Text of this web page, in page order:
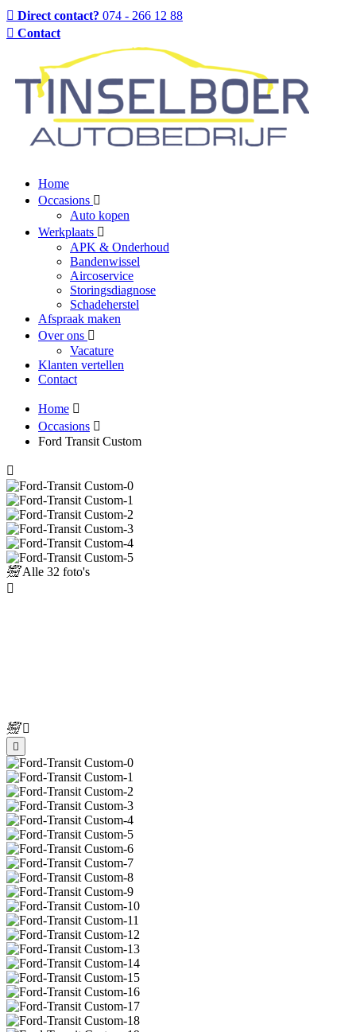
Direct contact? 074 - 266 12 88
Contact
Home
Occasions
Auto kopen
Werkplaats
APK & Onderhoud
Bandenwissel
Aircoservice
Storingsdiagnose
Schadeherstel
Afspraak maken
Over ons
Vacature
Klanten vertellen
Contact
Home
Occasions
Ford Transit Custom
Alle 32 foto's